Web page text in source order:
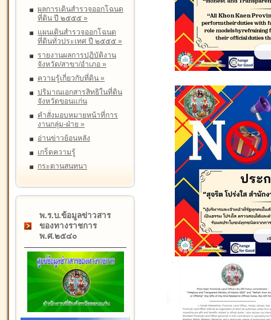
ผลการเดินสำรวจออกโฉนด
ที่ดิน ปี ๒๕๕๕ »
แผนเดินสำรวจออกโฉนด
ที่ดินทั่วประเทศ ปี ๒๕๕๕ »
รายงานผลการปฏิบัติงาน
จังหวัด/สาขา/อำเภอ »
ความรู้เกี่ยวกับที่ดิน »
ปริมาณเอกสารสิทธิในที่ดิน
จังหวัดขอนแก่น
คำสั่งมอบหมายหน้าที่การ
งานกลุ่ม-ฝ่าย »
อ่านข่าวย้อนหลัง
เกร็ดความรู้
กระดานสนทนา
พ.ร.บ.ข้อมูลข่าวสาร
ของทางราชการ
พ.ศ.๒๕๔๐